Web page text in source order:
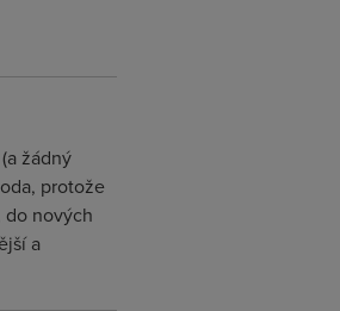
žádný
protože
nových
a